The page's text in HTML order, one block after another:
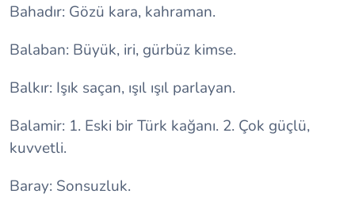
Bahadır: Gözü kara, kahraman.
Balaban: Büyük, iri, gürbüz kimse.
Balkır: Işık saçan, ışıl ışıl parlayan.
Balamir: 1. Eski bir Türk kağanı. 2. Çok güçlü,
kuvvetli.
Baray: Sonsuzluk.